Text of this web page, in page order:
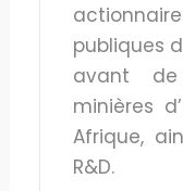
publiques
avant
minières
Afrique,
R&D.